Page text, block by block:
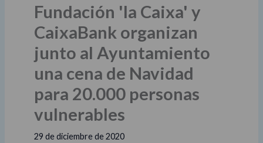
Fundación 'la Caixa' y
CaixaBank organizan
junto al Ayuntamiento
una cena de Navidad
para 20.000 personas
vulnerables
29 de diciembre de 2020